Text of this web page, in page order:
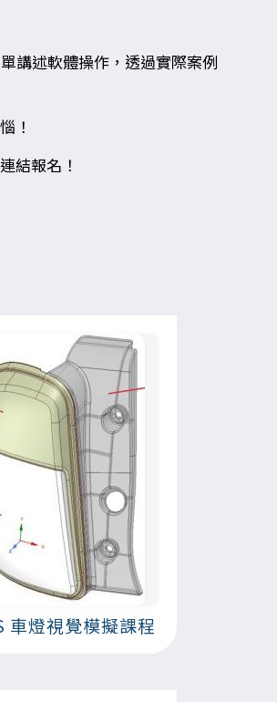
講述軟體操作，透過實際案例
！
結報名！
車燈視覺模擬課程